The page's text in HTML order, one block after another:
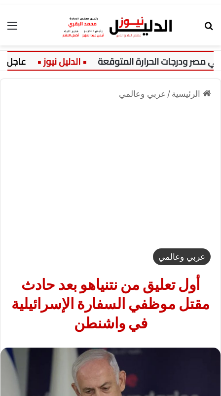
عاجل:
الرئيسية / عربي وعالمي
عربي وعالمي
أول تعليق من نتنياهو بعد حادث
مقتل موظفي السفارة الإسرائيلية
في واشنطن